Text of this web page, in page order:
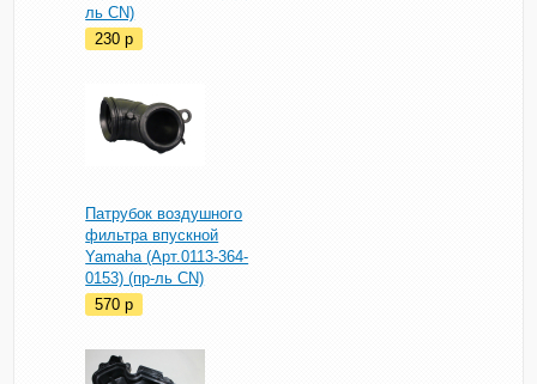
ль CN)
230p
Патрубок воздушного
фильтра впускной
Yamaha (Арт.0113-364-
0153) (пр-ль CN)
570p